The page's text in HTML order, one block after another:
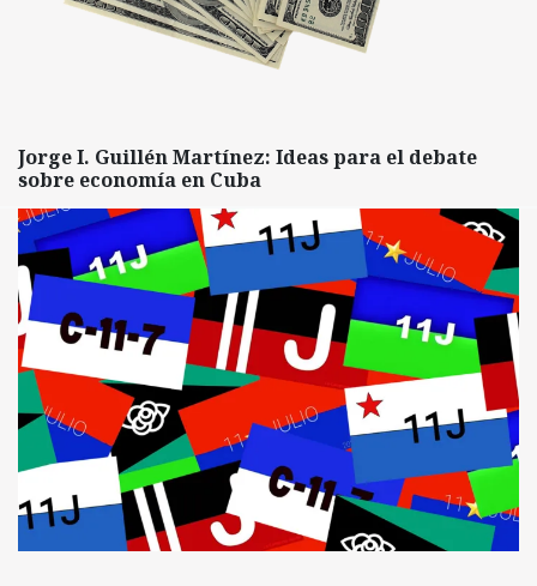
Jorge I. Guillén Martínez: Ideas para el debate
sobre economía en Cuba